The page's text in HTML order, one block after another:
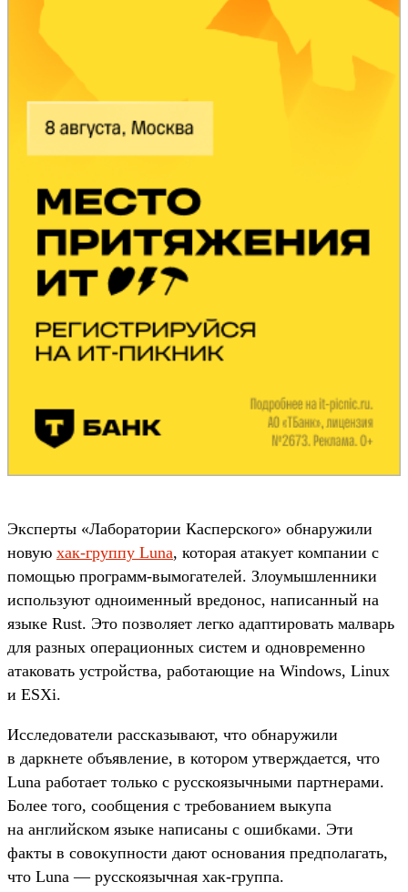
Эксперты «Лаборатории Касперского» обнаружили
новую хак-группу Luna, которая атакует компании с
помощью программ-вымогателей. Злоумышленники
используют одноименный вредонос, написанный на
языке Rust. Это позволяет легко адаптировать малварь
для разных операционных систем и одновременно
атаковать устройства, работающие на Windows, Linux
и ESXi.
Исследователи рассказывают, что обнаружили
в даркнете объявление, в котором утверждается, что
Luna работает только с русскоязычными партнерами.
Более того, сообщения с требованием выкупа
на английском языке написаны с ошибками. Эти
факты в совокупности дают основания предполагать,
что Luna — русскоязычная хак-группа.